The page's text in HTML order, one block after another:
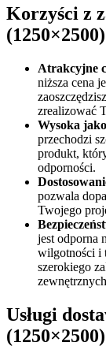
Korzyści z
Atrakcyjne
niższa cena
zrealizować
Wysoka
przechodzi
produkt,
odporności.
pozwala
Twojego
jest odporna
wilgotności i
szerokiego
Usługi